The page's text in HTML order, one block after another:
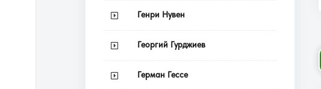
Генри Нувен
Георгий Гурджиев
Герман Гессе